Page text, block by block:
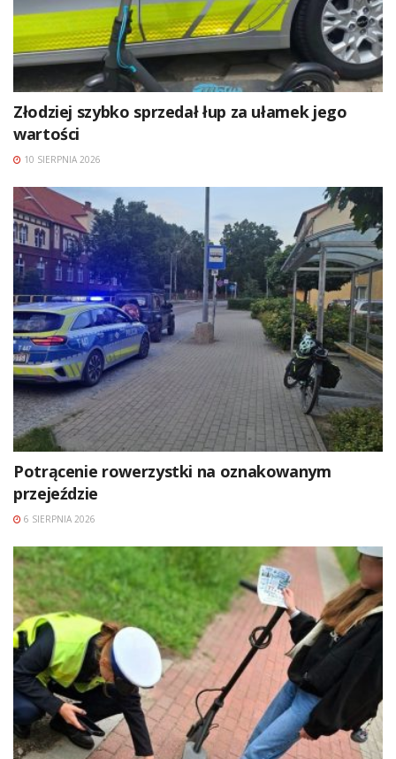
Złodziej szybko sprzedał łup za ułamek jego
wartości
10 SIERPNIA 2026
Potrącenie rowerzystki na oznakowanym
przejeździe
6 SIERPNIA 2026